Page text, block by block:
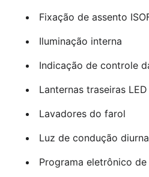
Fixação de assento
Iluminação interna
Indicação de controle
Lanternas traseiras LED
Lavadores do farol
Luz de condução
Programa eletrônico